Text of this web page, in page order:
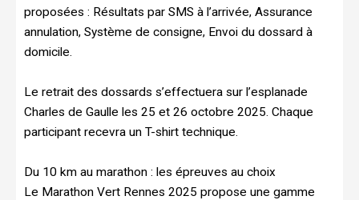
proposées : Résultats par SMS à l’arrivée, Assurance
annulation, Système de consigne, Envoi du dossard à
domicile.
Le retrait des dossards s’effectuera sur l’esplanade
Charles de Gaulle les 25 et 26 octobre 2025. Chaque
participant recevra un T-shirt technique.
Du 10 km au marathon : les épreuves au choix
Le Marathon Vert Rennes 2025 propose une gamme